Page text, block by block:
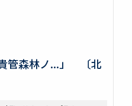
管森林ノ...」 〔北